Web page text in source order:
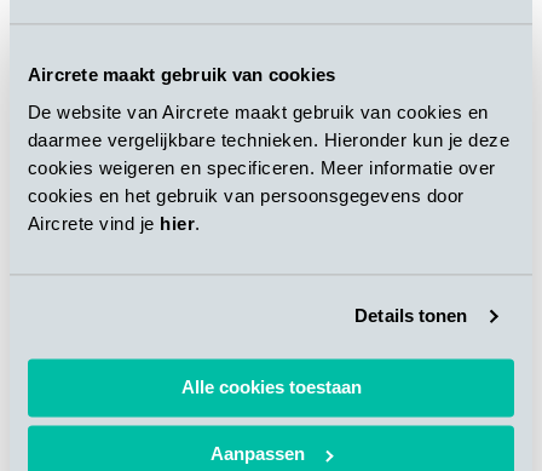
Aircrete maakt gebruik van cookies
De website van Aircrete maakt gebruik van cookies en
daarmee vergelijkbare technieken. Hieronder kun je deze
cookies weigeren en specificeren. Meer informatie over
cookies en het gebruik van persoonsgegevens door
Aircrete vind je hier.
Details tonen
Alle cookies toestaan
Aanpassen